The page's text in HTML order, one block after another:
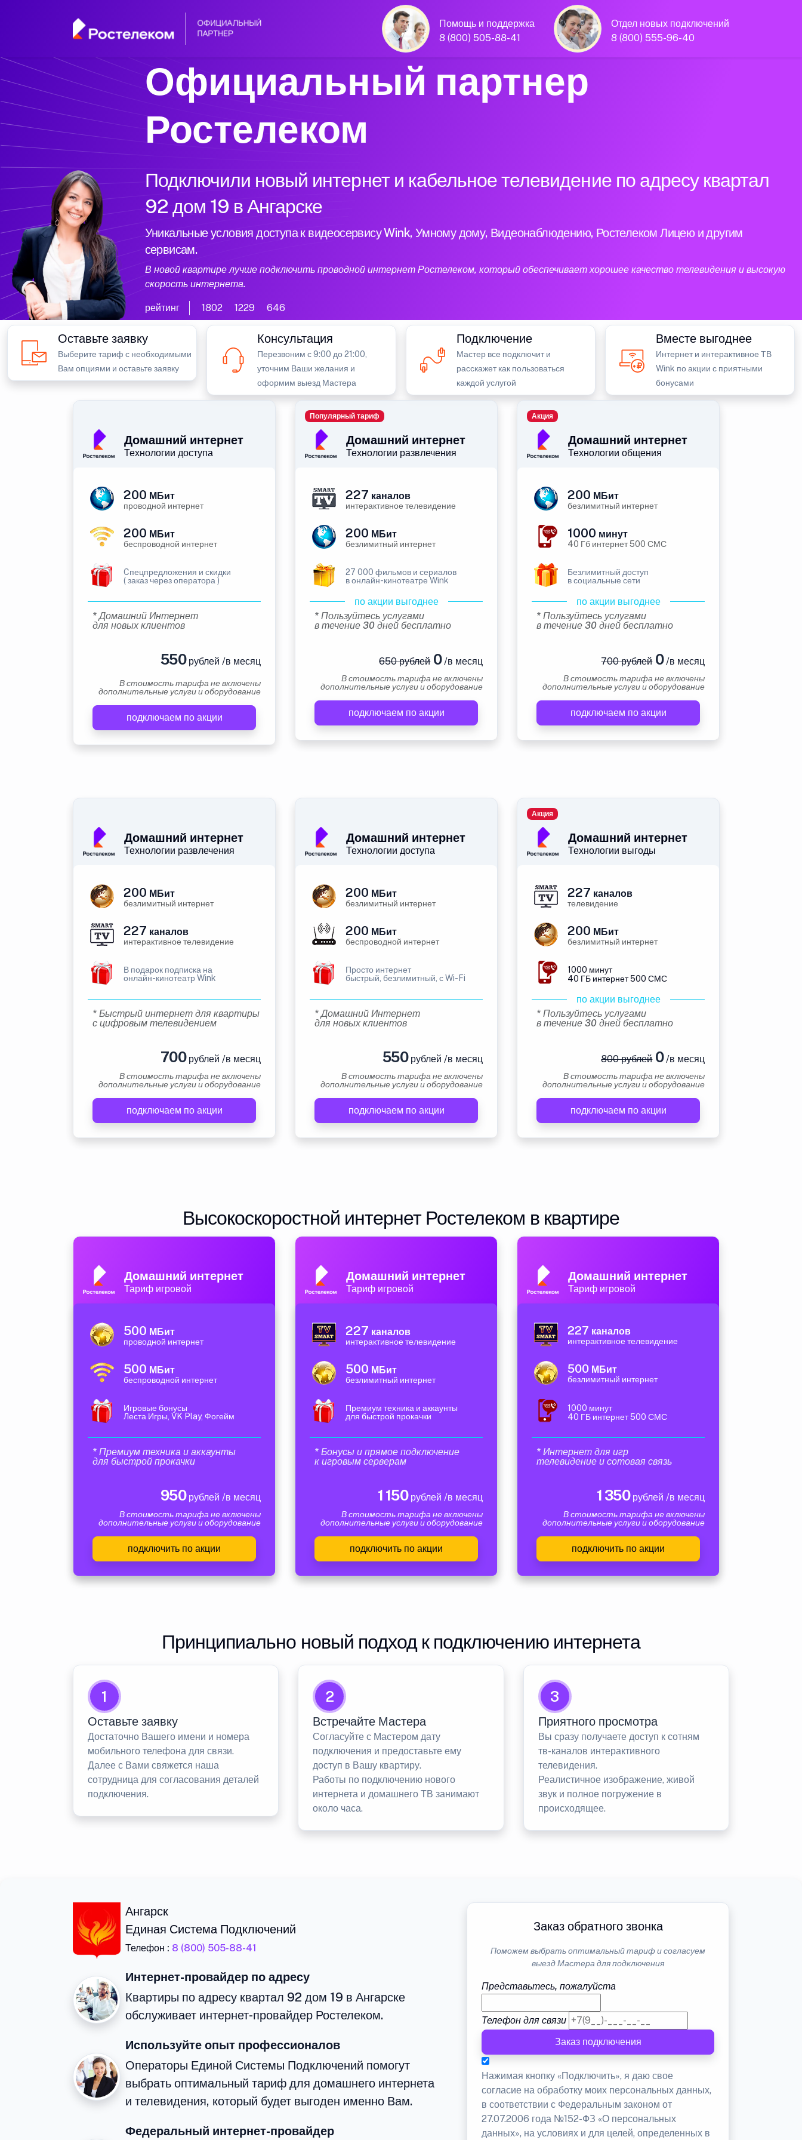
Помощь и поддержка
8 (800) 505-88-41
Отдел новых подключений
8 (800) 555-96-40
Официальный партнер
Ростелеком
Подключили новый интернет и кабельное телевидение по адресу квартал
92 дом 19 в Ангарске
Уникальные условия доступа к видеосервису Wink, Умному дому, Видеонаблюдению, Ростелеком Лицею и другим
сервисам.
В новой квартире лучше подключить проводной интернет Ростелеком, который обеспечивает хорошее качество телевидения и высокую
скорость интернета.
рейтинг 1802 1229 646
Оставьте заявку
Выберите тариф с необходимыми
Вам опциями и оставьте заявку
Консультация
Перезвоним с 9:00 до 21:00,
уточним Ваши желания и
оформим выезд Мастера
Подключение
Мастер все подключит и
расскажет как пользоваться
каждой услугой
Вместе выгоднее
Интернет и интерактивное ТВ
Wink по акции с приятными
бонусами
Домашний интернет
Технологии доступа
200 МБит
проводной интернет
200 МБит
беспроводной интернет
Cпецпредложения и скидки
( заказ через оператора )
* Домашний Интернет
для новых клиентов
550рублей /в месяц
В стоимость тарифа не включены
дополнительные услуги и оборудование
подключаем по акции
Домашний интернет
Технологии развлечения
Популярный тариф
227 каналов
интерактивное телевидение
200 МБит
безлимитный интернет
27 000 фильмов и сериалов
в онлайн-кинотеатре Wink
по акции выгоднее
* Пользуйтесь услугами
в течение 30 дней бесплатно
650 рублей0/в месяц
В стоимость тарифа не включены
дополнительные услуги и оборудование
подключаем по акции
Домашний интернет
Технологии общения
Акция
200 МБит
безлимитный интернет
1000 минут
40 Гб интернет 500 СМС
Безлимитный доступ
в социальные сети
по акции выгоднее
* Пользуйтесь услугами
в течение 30 дней бесплатно
700 рублей0/в месяц
В стоимость тарифа не включены
дополнительные услуги и оборудование
подключаем по акции
Домашний интернет
Технологии развлечения
200 МБит
безлимитный интернет
227 каналов
интерактивное телевидение
В подарок подписка на
онлайн-кинотеатр Wink
* Быстрый интернет для квартиры
с цифровым телевидением
700рублей /в месяц
В стоимость тарифа не включены
дополнительные услуги и оборудование
подключаем по акции
Домашний интернет
Технологии доступа
200 МБит
безлимитный интернет
200 МБит
беспроводной интернет
Просто интернет
быстрый, безлимитный, с Wi-Fi
* Домашний Интернет
для новых клиентов
550рублей /в месяц
В стоимость тарифа не включены
дополнительные услуги и оборудование
подключаем по акции
Домашний интернет
Технологии выгоды
Акция
227 каналов
телевидение
200 МБит
безлимитный интернет
1000 минут
40 ГБ интернет 500 СМС
по акции выгоднее
* Пользуйтесь услугами
в течение 30 дней бесплатно
800 рублей0/в месяц
В стоимость тарифа не включены
дополнительные услуги и оборудование
подключаем по акции
Высокоскоростной интернет Ростелеком в квартире
Домашний интернет
Тариф игровой
500 МБит
проводной интернет
500 МБит
беспроводной интернет
Игровые бонусы
Леста Игры, VK Play, Фогейм
* Премиум техника и аккаунты
для быстрой прокачки
950рублей /в месяц
В стоимость тарифа не включены
дополнительные услуги и оборудование
подключить по акции
Домашний интернет
Тариф игровой
227 каналов
интерактивное телевидение
500 МБит
безлимитный интернет
Премиум техника и аккаунты
для быстрой прокачки
* Бонусы и прямое подключение
к игровым серверам
1 150рублей /в месяц
В стоимость тарифа не включены
дополнительные услуги и оборудование
подключить по акции
Домашний интернет
Тариф игровой
227 каналов
интерактивное телевидение
500 МБит
безлимитный интернет
1000 минут
40 ГБ интернет 500 СМС
* Интернет для игр
телевидение и сотовая связь
1 350рублей /в месяц
В стоимость тарифа не включены
дополнительные услуги и оборудование
подключить по акции
Принципиально новый подход к подключению интернета
1
Оставьте заявку
Достаточно Вашего имени и номера
мобильного телефона для связи.
Далее с Вами свяжется наша
сотрудница для согласования деталей
подключения.
2
Встречайте Мастера
Согласуйте с Мастером дату
подключения и предоставьте ему
доступ в Вашу квартиру.
Работы по подключению нового
интернета и домашнего ТВ занимают
около часа.
3
Приятного просмотра
Вы сразу получаете доступ к сотням
тв-каналов интерактивного
телевидения.
Реалистичное изображение, живой
звук и полное погружение в
происходящее.
Ангарск
Единая Система Подключений
Телефон : 8 (800) 505-88-41
Интернет-провайдер по адресу
Квартиры по адресу квартал 92 дом 19 в Ангарске
обслуживает интернет-провайдер Ростелеком.
Используйте опыт профессионалов
Операторы Единой Системы Подключений помогут
выбрать оптимальный тариф для домашнего интернета
и телевидения, который будет выгоден именно Вам.
Федеральный интернет-провайдер
Заказ обратного звонка
Поможем выбрать оптимальный тариф и согласуем
выезд Мастера для подключения
Представьтесь, пожалуйста
Телефон для связи
Заказ подключения
Нажимая кнопку «Подключить», я даю свое
согласие на обработку моих персональных данных,
в соответствии с Федеральным законом от
27.07.2006 года №152-ФЗ «О персональных
данных», на условиях и для целей, определенных в